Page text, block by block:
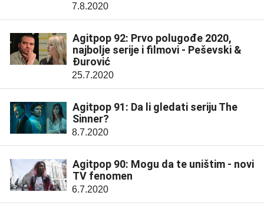
7.8.2020
Agitpop 92: Prvo polugođe 2020,
najbolje serije i filmovi - Peševski &
Đurović
25.7.2020
Agitpop 91: Da li gledati seriju The
Sinner?
8.7.2020
Agitpop 90: Mogu da te uništim - novi
TV fenomen
6.7.2020